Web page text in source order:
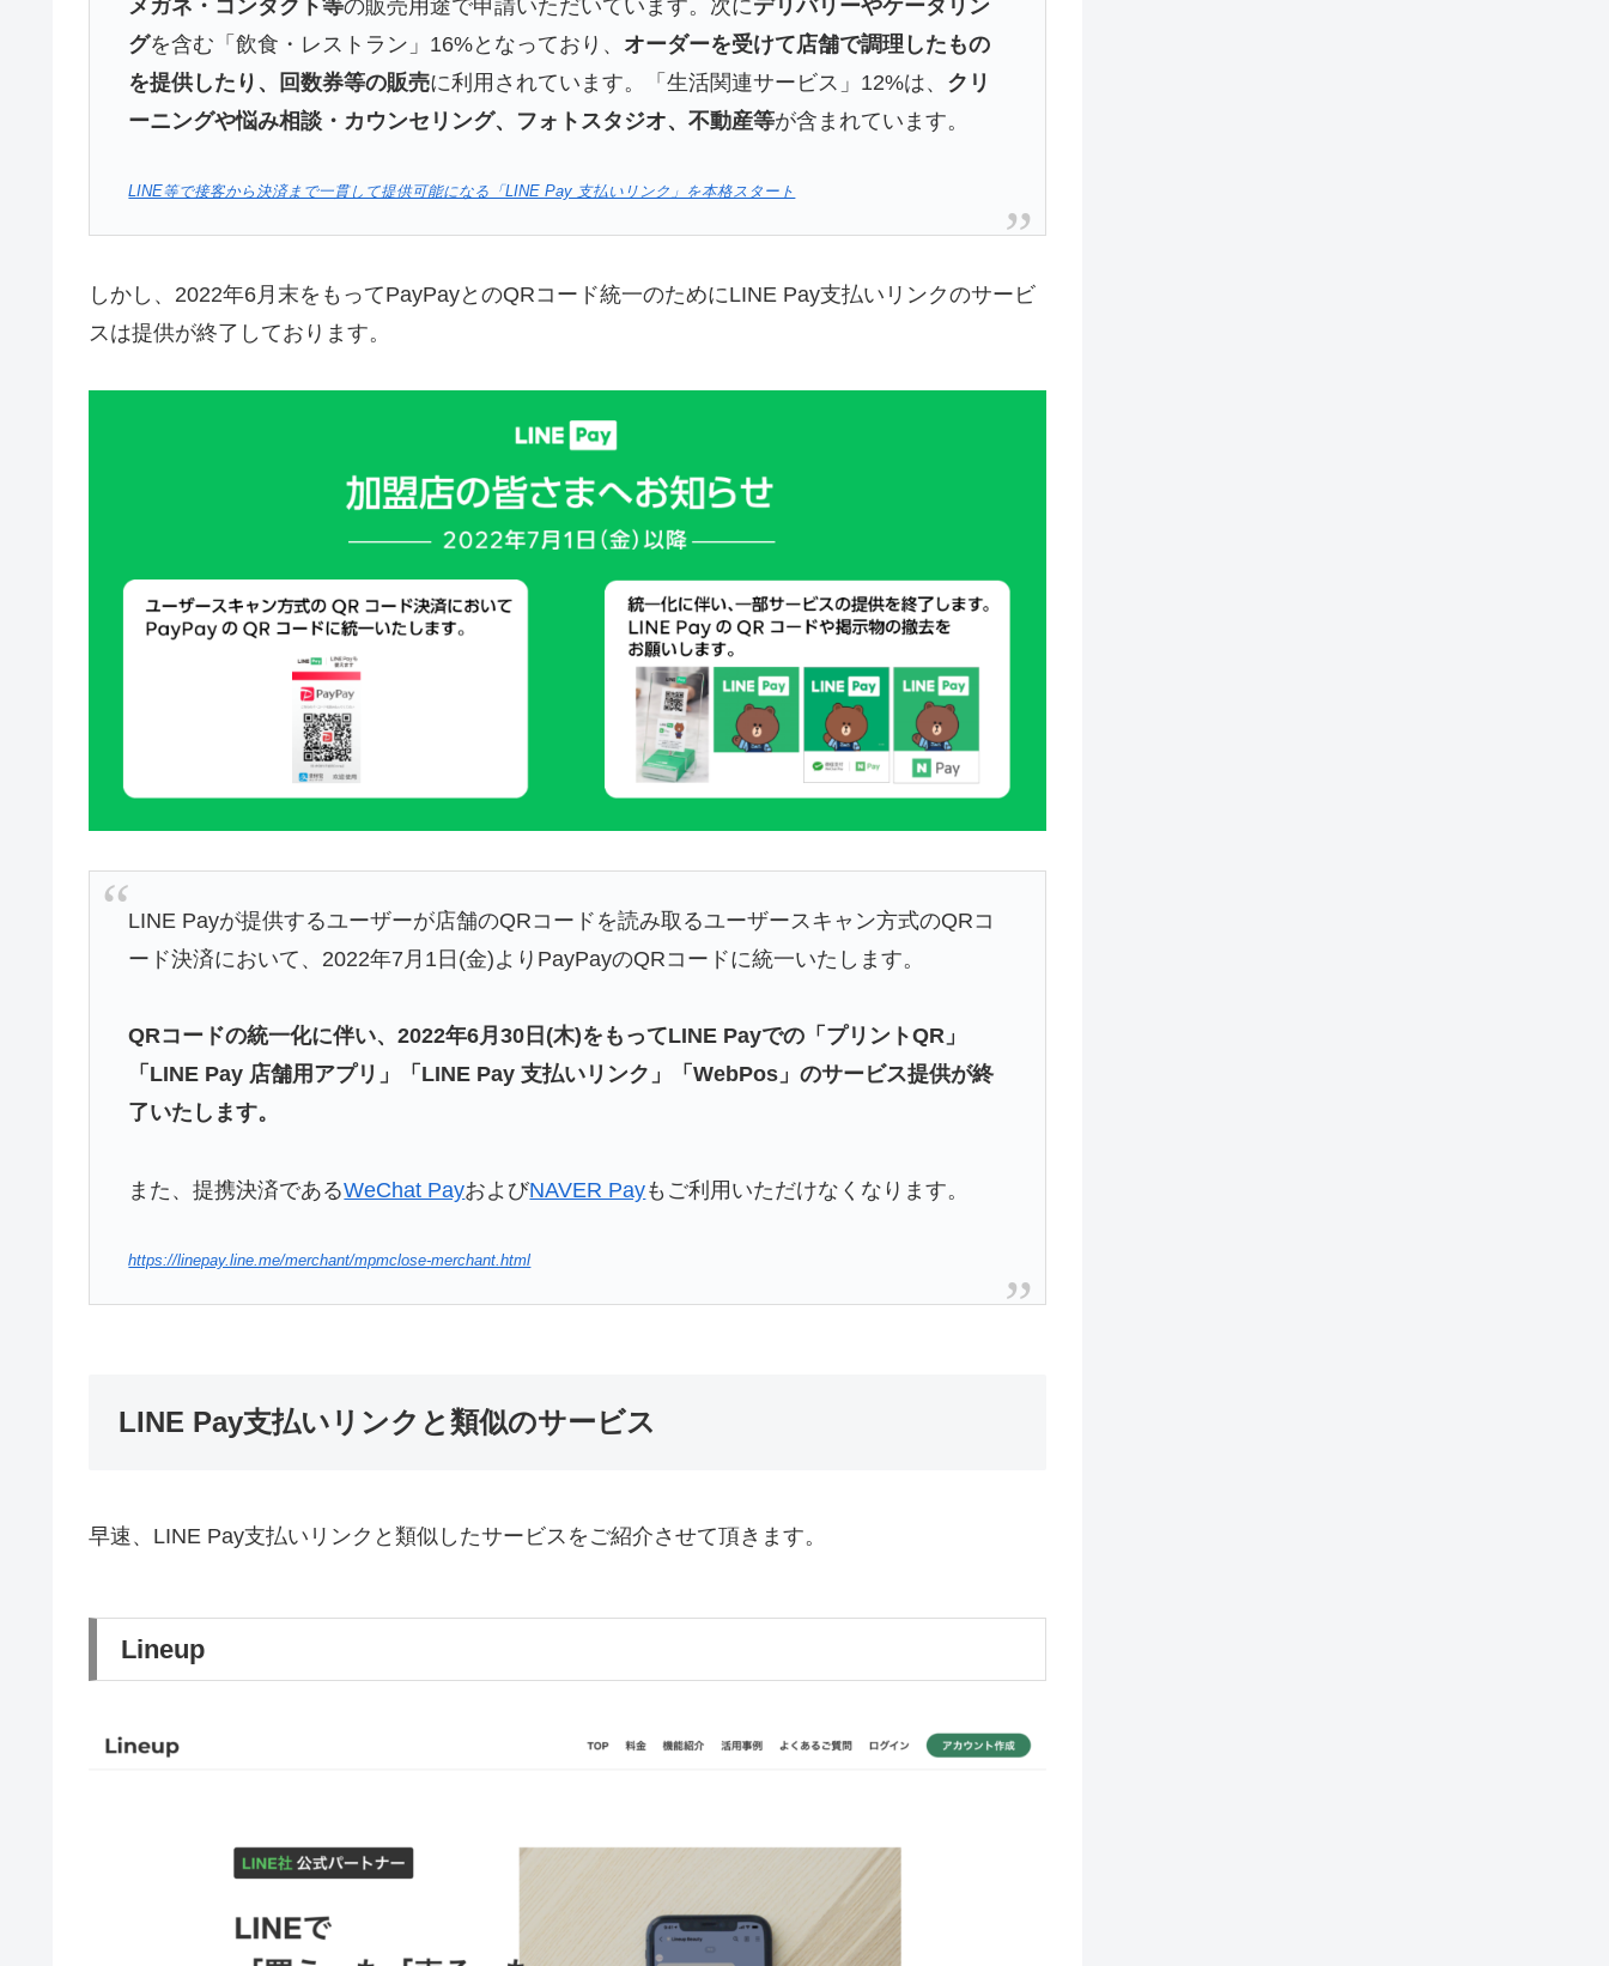
メガネ・コンタクト等の販売用途で申請いただいています。次にデリバリーやケータリン
グを含む「飲食・レストラン」16%となっており、 オーダーを受けて店舗で調理したもの
を提供したり、回数券等の販売に利用されています。「生活関連サービス」12%は、 クリ
ーニングや悩み相談・カウンセリング、フォトスタジオ、不動産等が含まれています。
LINE等で接客から決済まで一貫して提供可能になる「LINE Pay 支払いリンク」を本格スタート
しかし、2022年6月末をもってPayPayとのQRコード統一のためにLINE Pay支払いリンクのサービ
スは提供が終了しております。
LINE Payが提供するユーザーが店舗のQRコードを読み取るユーザースキャン方式のQRコ
ード決済において、2022年7月1日(金)よりPayPayのQRコードに統一いたします。
QRコードの統一化に伴い、2022年6月30日(木)をもってLINE Payでの「プリントQR」
「LINE Pay 店舗用アプリ」「LINE Pay 支払いリンク」「WebPos」のサービス提供が終
了いたします。
また、提携決済であるWeChat PayおよびNAVER Payもご利用いただけなくなります。
https://linepay.line.me/merchant/mpmclose-merchant.html
LINE Pay支払いリンクと類似のサービス
早速、LINE Pay支払いリンクと類似したサービスをご紹介させて頂きます。
Lineup